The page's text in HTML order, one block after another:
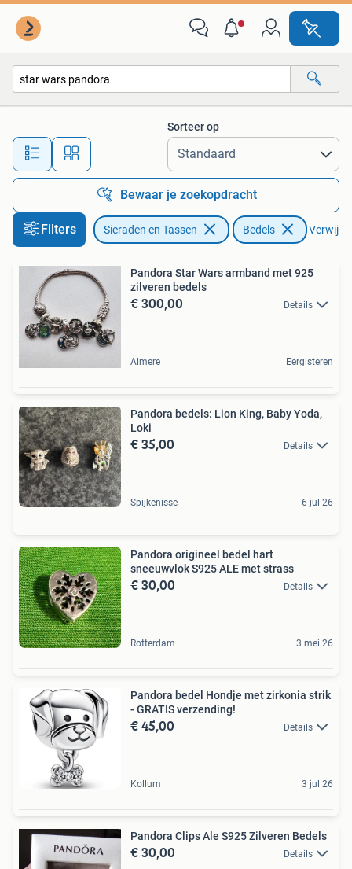
Alle afstanden…
Sorteer op
Bewaar je zoekopdracht
Filters Sieraden en Tassen Bedels
Pandora Star Wars armband met 925
zilveren bedels
€ 300,00 Details
Almere Eergisteren
Pandora bedels: Lion King, Baby Yoda,
Loki
€ 35,00 Details
Spijkenisse 6 jul 26
Pandora origineel bedel hart
sneeuwvlok S925 ALE met strass
€ 30,00 Details
Rotterdam 3 mei 26
Pandora bedel Hondje met zirkonia strik
- GRATIS verzending!
€ 45,00 Details
Kollum 3 jul 26
Pandora Clips Ale S925 Zilveren Bedels
€ 30,00 Details